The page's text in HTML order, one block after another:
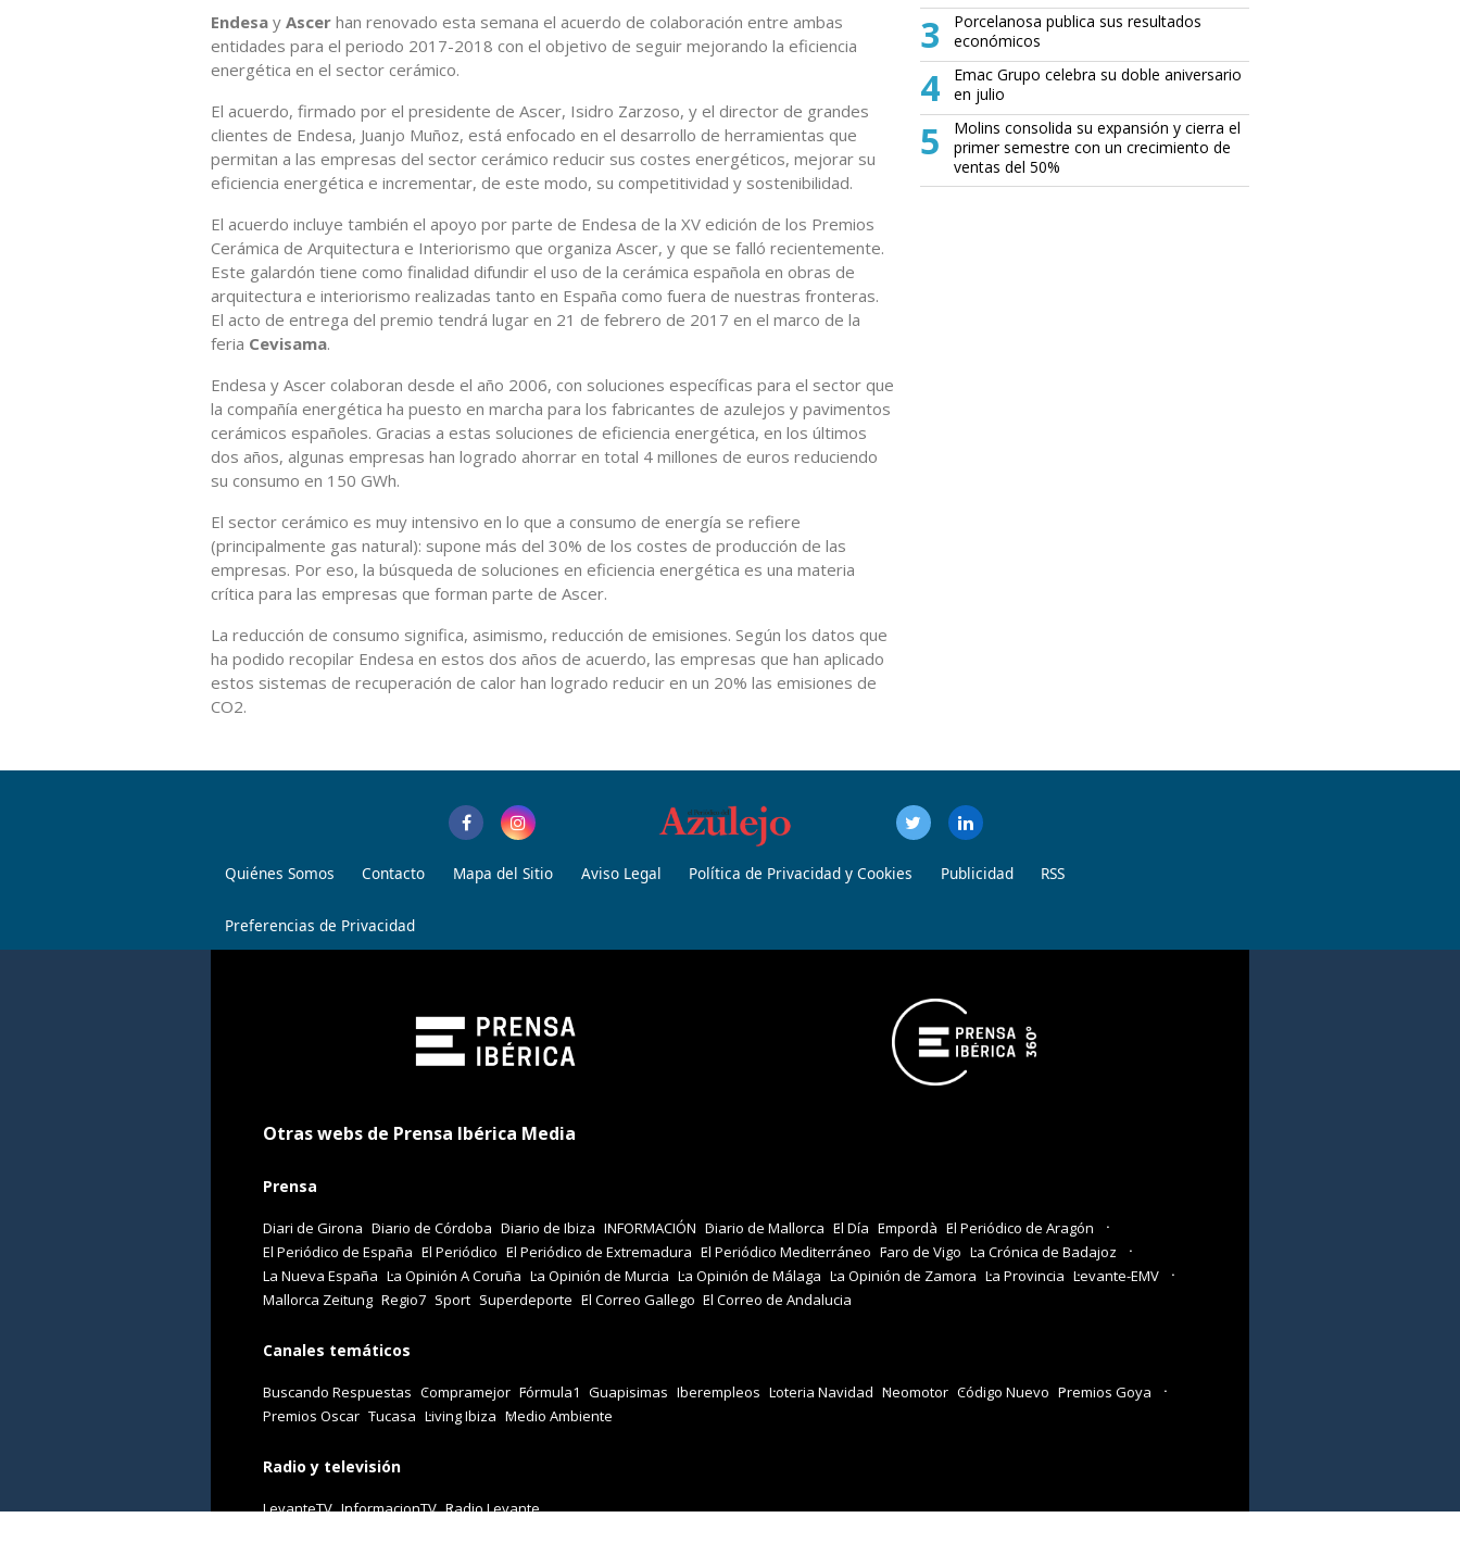
Endesa y Ascer han renovado esta semana el acuerdo de colaboración entre ambas
entidades para el periodo 2017-2018 con el objetivo de seguir mejorando la eficiencia
energética en el sector cerámico.
El acuerdo, firmado por el presidente de Ascer, Isidro Zarzoso, y el director de grandes
clientes de Endesa, Juanjo Muñoz, está enfocado en el desarrollo de herramientas que
permitan a las empresas del sector cerámico reducir sus costes energéticos, mejorar su
eficiencia energética e incrementar, de este modo, su competitividad y sostenibilidad.
El acuerdo incluye también el apoyo por parte de Endesa de la XV edición de los Premios
Cerámica de Arquitectura e Interiorismo que organiza Ascer, y que se falló recientemente.
Este galardón tiene como finalidad difundir el uso de la cerámica española en obras de
arquitectura e interiorismo realizadas tanto en España como fuera de nuestras fronteras.
El acto de entrega del premio tendrá lugar en 21 de febrero de 2017 en el marco de la
feria Cevisama.
Endesa y Ascer colaboran desde el año 2006, con soluciones específicas para el sector que
la compañía energética ha puesto en marcha para los fabricantes de azulejos y pavimentos
cerámicos españoles. Gracias a estas soluciones de eficiencia energética, en los últimos
dos años, algunas empresas han logrado ahorrar en total 4 millones de euros reduciendo
su consumo en 150 GWh.
El sector cerámico es muy intensivo en lo que a consumo de energía se refiere
(principalmente gas natural): supone más del 30% de los costes de producción de las
empresas. Por eso, la búsqueda de soluciones en eficiencia energética es una materia
crítica para las empresas que forman parte de Ascer.
La reducción de consumo significa, asimismo, reducción de emisiones. Según los datos que
ha podido recopilar Endesa en estos dos años de acuerdo, las empresas que han aplicado
estos sistemas de recuperación de calor han logrado reducir en un 20% las emisiones de
CO2.
3
Porcelanosa publica sus resultados
económicos
4
Emac Grupo celebra su doble aniversario
en julio
5
Molins consolida su expansión y cierra el
primer semestre con un crecimiento de
ventas del 50%
Quiénes Somos Contacto Mapa del Sitio Aviso Legal Política de Privacidad y Cookies Publicidad RSS
Preferencias de Privacidad
Otras webs de Prensa Ibérica Media
Prensa
Diari de Girona Diario de Córdoba Diario de Ibiza INFORMACIÓN Diario de Mallorca El Día Empordà El Periódico de Aragón
El Periódico de España El Periódico El Periódico de Extremadura El Periódico Mediterráneo Faro de Vigo La Crónica de Badajoz
La Nueva España La Opinión A Coruña La Opinión de Murcia La Opinión de Málaga La Opinión de Zamora La Provincia Levante-EMV
Mallorca Zeitung Regio7 Sport Superdeporte El Correo Gallego El Correo de Andalucia
Canales temáticos
Buscando Respuestas Compramejor Fórmula1 Guapisimas Iberempleos Loteria Navidad Neomotor Código Nuevo Premios Goya
Premios Oscar Tucasa Living Ibiza Medio Ambiente
Radio y televisión
LevanteTV InformacionTV Radio Levante